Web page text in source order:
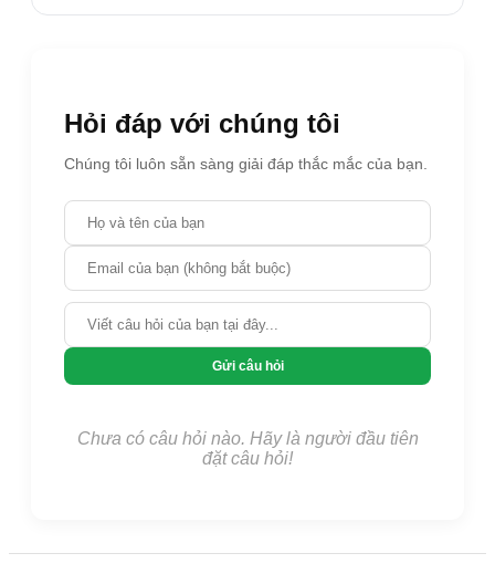
Hỏi đáp với chúng tôi
Chúng tôi luôn sẵn sàng giải đáp thắc mắc của bạn.
Gửi câu hỏi
Chưa có câu hỏi nào. Hãy là người đầu tiên
đặt câu hỏi!